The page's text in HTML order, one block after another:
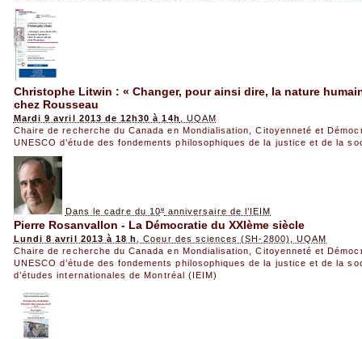
Christophe Litwin : « Changer, pour ainsi dire, la nature
chez Rousseau
Mardi 9 avril 2013 de 12h30 à 14h
, UQAM
Chaire de recherche du Canada en Mondialisation, Citoyenneté et
UNESCO d’étude des fondements philosophiques de la justice et de la
Dans le cadre du 10e anniversaire de l’IEIM
Pierre Rosanvallon - La Démocratie du XXIème siècle
Lundi 8 avril 2013 à 18 h
, Coeur des sciences (SH-2800), UQAM
Chaire de recherche du Canada en Mondialisation, Citoyenneté et
UNESCO d’étude des fondements philosophiques de la justice et de la
d’études internationales de Montréal (IEIM)